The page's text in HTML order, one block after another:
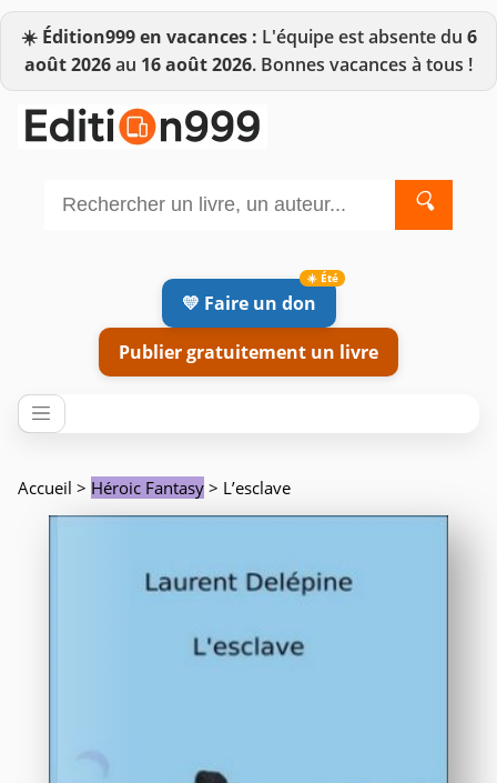
☀️ Édition999 en vacances : L'équipe est absente du 6
août 2026au 16 août 2026. Bonnes vacances à tous !
🔍
💛 Faire un don
Publier gratuitement un livre
Accueil > Héroic Fantasy > L’esclave